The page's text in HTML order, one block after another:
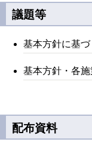
議題等
基本方針に基
基本方針・各
配布資料